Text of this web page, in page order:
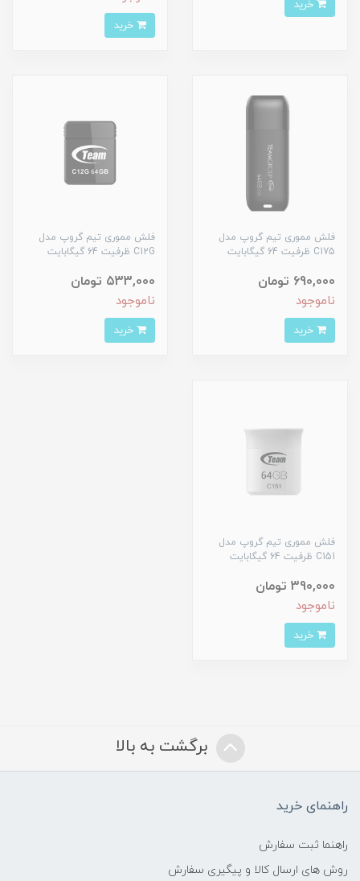
فلش مموری تیم گروپ مدل
C175 ظرفیت 64 گیگابایت
690,000 تومان
ناموجود
فلش مموری تیم گروپ مدل
C12G ظرفیت 64 گیگابایت
533,000 تومان
ناموجود
فلش مموری تیم گروپ مدل
C151 ظرفیت 64 گیگابایت
390,000 تومان
ناموجود
برگشت به بالا
راهنمای خرید
راهنما ثبت سفارش
روش های ارسال کالا و پیگیری سفارش